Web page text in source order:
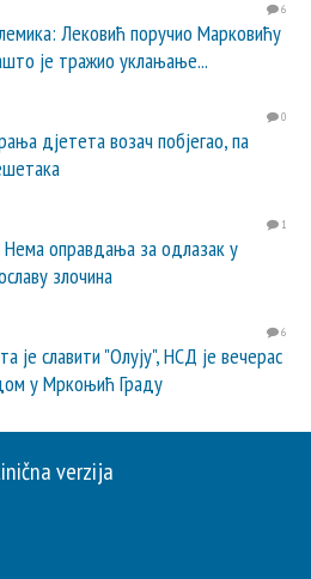
6
Лековић поручио Марковићу
је тражио уклањање...
0
дјетета возач побјегао, па
1
оправдања за одлазак у
злочина
6
је славити "Олују", НСД је вечерас
у Мркоњић Граду
verzija